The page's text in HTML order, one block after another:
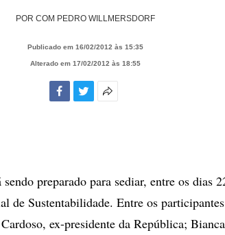
POR COM PEDRO WILLMERSDORF
Publicado em 16/02/2012 às 15:35
Alterado em 17/02/2012 às 18:55
preparado para sediar, entre os dias
de Sustentabilidade. Entre os
ex-presidente da República;